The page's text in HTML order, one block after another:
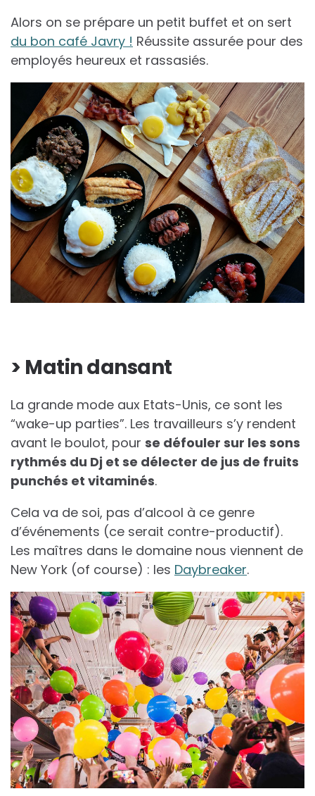
Alors on se prépare un petit buffet et on sert
du bon café Javry ! Réussite assurée pour des
employés heureux et rassasiés.
> Matin dansant
La grande mode aux Etats-Unis, ce sont les
“wake-up parties”. Les travailleurs s’y rendent
avant le boulot, pour se défouler sur les sons
rythmés du Dj et se délecter de jus de fruits
punchés et vitaminés.
Cela va de soi, pas d’alcool à ce genre
d’événements (ce serait contre-productif).
Les maîtres dans le domaine nous viennent de
New York (of course) : les Daybreaker.